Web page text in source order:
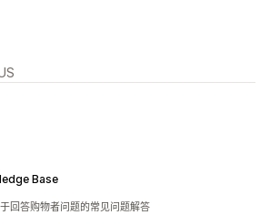
Base
回答购物者问题的常见问题解答